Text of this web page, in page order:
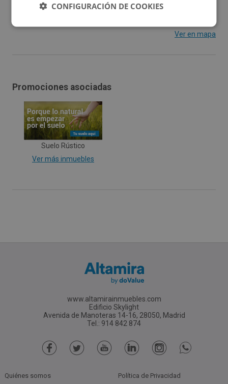
Ampliar mapa
Ver en mapa
Promociones asociadas
Suelo Rústico
Ver más inmuebles
www.altamirainmuebles.com
Edificio Skylight
Avenida de Manoteras 14-16, 28050, Madrid
Tel.: 914 842 874
Quiénes somos Política de Privacidad
CONFIGURACIÓN DE COOKIES